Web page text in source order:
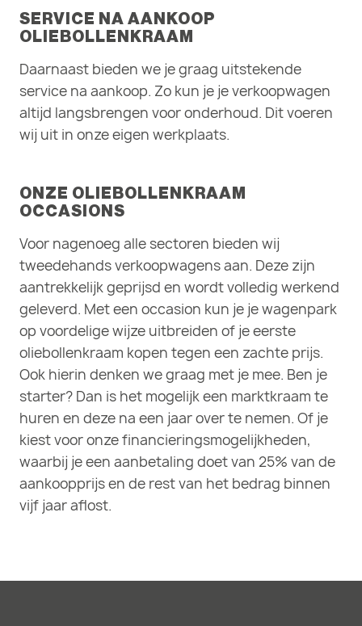
SERVICE NA AANKOOP
OLIEBOLLENKRAAM
Daarnaast bieden we je graag uitstekende
service na aankoop. Zo kun je je verkoopwagen
altijd langsbrengen voor onderhoud. Dit voeren
wij uit in onze eigen werkplaats.
ONZE OLIEBOLLENKRAAM
OCCASIONS
Voor nagenoeg alle sectoren bieden wij
tweedehands verkoopwagens aan. Deze zijn
aantrekkelijk geprijsd en wordt volledig werkend
geleverd. Met een occasion kun je je wagenpark
op voordelige wijze uitbreiden of je eerste
oliebollenkraam kopen tegen een zachte prijs.
Ook hierin denken we graag met je mee. Ben je
starter? Dan is het mogelijk een marktkraam te
huren en deze na een jaar over te nemen. Of je
kiest voor onze financieringsmogelijkheden,
waarbij je een aanbetaling doet van 25% van de
aankoopprijs en de rest van het bedrag binnen
vijf jaar aflost.